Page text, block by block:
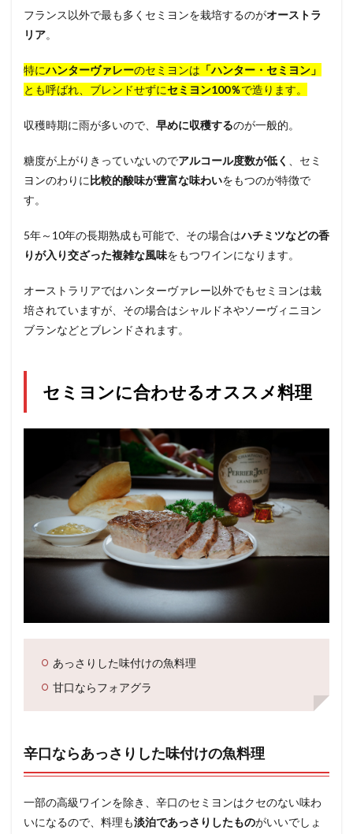
フランス以外で最も多くセミヨンを栽培するのがオーストラ
リア。
特にハンターヴァレーのセミヨンは 「ハンター・セミヨン」
とも呼ばれ、ブレンドせずにセミヨン100％で造ります。
収穫時期に雨が多いので、 早めに収穫するのが一般的。
糖度が上がりきっていないのでアルコール度数が低く
、セミ
ヨンのわりに 比較的酸味が豊富な味わいをもつのが特徴で
す。
5年～10年の長期熟成も可能で、その場合はハチミツなどの香
りが入り交ざった複雑な風味をもつワインになります。
オーストラリアではハンターヴァレー以外でもセミヨンは栽
培されていますが、その場合はシャルドネやソーヴィニヨン
ブランなどとブレンドされます。
セミヨンに合わせるオススメ料理
あっさりした味付けの魚料理
甘口ならフォアグラ
辛口ならあっさりした味付けの魚料理
一部の高級ワインを除き、辛口のセミヨンはクセのない味わ
いになるので、料理も淡泊であっさりしたものがいいでしょ